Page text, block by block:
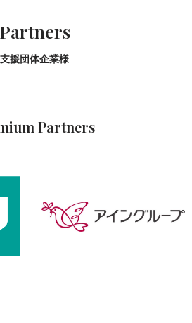
Partners
支援団体企業様
Partners